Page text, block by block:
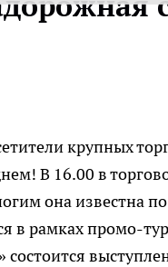
крупных
В 16.00 в
она известна
в рамках промо-
состоится